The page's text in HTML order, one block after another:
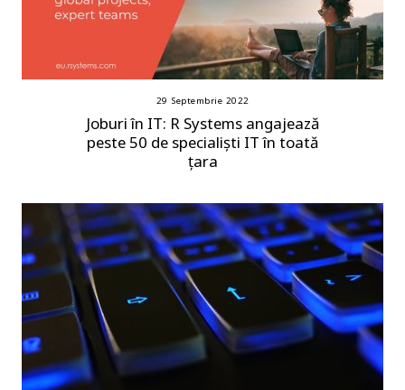
29 Septembrie 2022
Joburi în IT: R Systems angajează
peste 50 de specialiști IT în toată
țara